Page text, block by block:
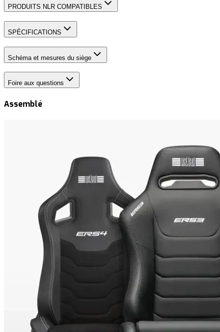
PRODUITS NLR COMPATIBLES
SPÉCIFICATIONS
Schéma et mesures du siège
Foire aux questions
Assemblé